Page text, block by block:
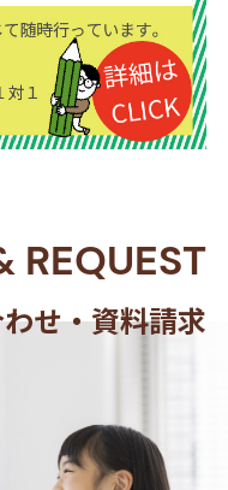
REQUEST
せ・資料請求